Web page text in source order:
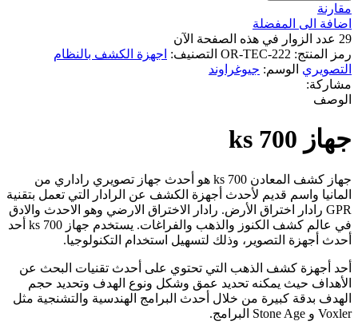
مقارنة
اضافة الى المفضلة
29 عدد الزوار في هذه الصفحة الآن
رمز المنتج: OR-TEC-222 التصنيف: اجهزة الكشف بالنظام
التصويري الوسم: جيوغراوند
مشاركة:
الوصف
جهاز ks 700
جهاز كشف المعادن ks 700 هو أحدث جهاز تصويري راداري من
المانيا واسم قديم لأحدث أجهزة الكشف عن الرادار التي تعمل بتقنية
GPR رادار اختراق الأرض. رادار الاختراق الارضي وهو الاحدث والادق
في عالم كشف الكنوز والذهب والفراغات. يستخدم جهاز ks 700 أحد
أحدث أجهزة التصوير، وذلك لتسهيل استخدام التكنولوجيا.
أحد أجهزة كشف الذهب التي تحتوي على أحدث تقنيات البحث عن
الأهداف حيث يمكنه تحديد عمق وشكل ونوع الهدف وتحديد حجم
الهدف بدقة كبيرة من خلال أحدث البرامج الهندسية والتشنجية مثل
Voxler و Stone Age البرامج.